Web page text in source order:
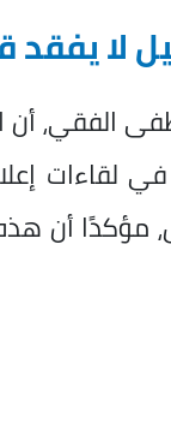
لا يفقد
الفقي، أن
لقاءات
مؤكدًا أن